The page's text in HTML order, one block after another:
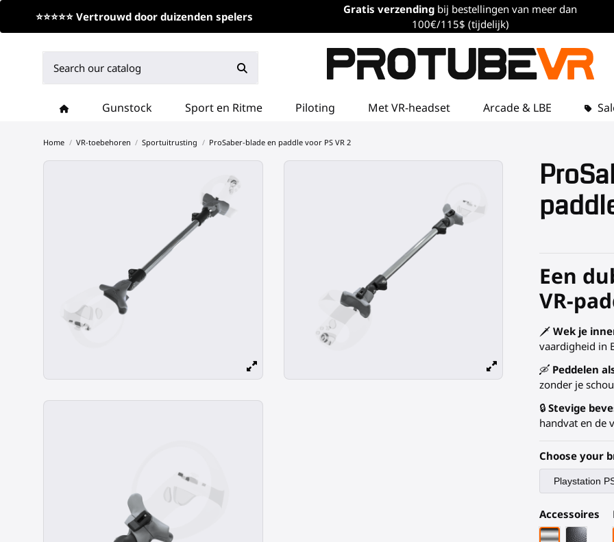
⭐⭐⭐⭐⭐ Vertrouwd door duizenden spelers
Gratis verzending bij bestellingen van meer dan
100€/115$ (tijdelijk)
Gunstock Sport en Ritme Piloting Met VR-headset Arcade & LBE
Home VR-toebehoren Sportuitrusting ProSaber-blade en paddle voor PS VR 2
Een
VR-
🗡️ Wek je
vaardigheid in
🛶 Peddelen
zonder je
🔒 Stevige
handvat en de
Choose your
Accessoires
ChroomZwarte